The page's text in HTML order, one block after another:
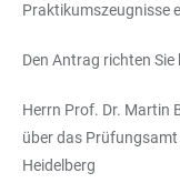
Praktikumszeugnisse
Den Antrag richten Sie
Herrn Prof. Dr. Martin
über das
Heidelberg